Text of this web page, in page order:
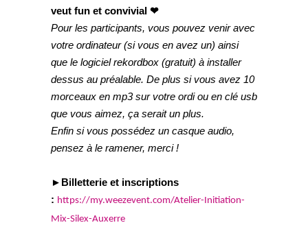
veut fun et convivial ❤
Pour les participants, vous pouvez venir avec
votre ordinateur (si vous en avez un) ainsi
que le logiciel rekordbox (gratuit) à installer
dessus au préalable. De plus si vous avez 10
morceaux en mp3 sur votre ordi ou en clé usb
que vous aimez, ça serait un plus.
Enfin si vous possédez un casque audio,
pensez à le ramener, merci !
►Billetterie et inscriptions
: https://my.weezevent.com/Atelier-Initiation-
Mix-Silex-Auxerre